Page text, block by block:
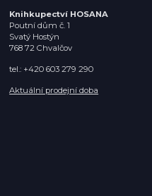
Knihkupectví HOSANA
Poutní dům č. 1
Svatý Hostýn
768 72 Chvalčov
tel.: +420 603 279 290
Aktuální prodejní doba